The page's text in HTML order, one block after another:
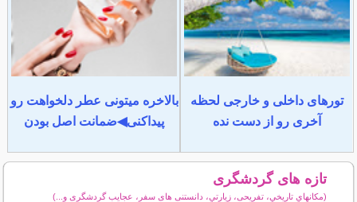
تورهای داخلی و خارجی لحظه
آخری رو از دست نده
بالاخره میتونی عطر دلخواهت رو
پیداکنی◀ضمانت اصل بودن
تازه های گردشگری
(مكانهاي تاريخي، تفریحی، زيارتي، دانستنی های سفر، عجایب گردشگری و...)